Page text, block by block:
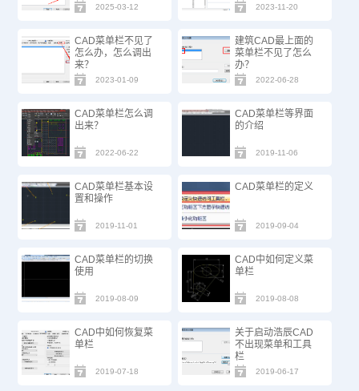
2025-03-12 骤 2023-11-20
CAD菜单栏不见了
怎么办，怎么调出
来？
2023-01-09
建筑CAD最上面的
菜单栏不见了怎么
办？
2022-06-28
CAD菜单栏怎么调
出来？
2022-06-22
CAD菜单栏等界面
的介绍
2019-11-06
CAD菜单栏基本设
置和操作
2019-11-01
CAD菜单栏的定义
2019-09-04
CAD菜单栏的切换
使用
2019-08-09
CAD中如何定义菜
单栏
2019-08-08
CAD中如何恢复菜
单栏
2019-07-18
关于启动浩辰CAD
不出现菜单和工具
栏
2019-06-17